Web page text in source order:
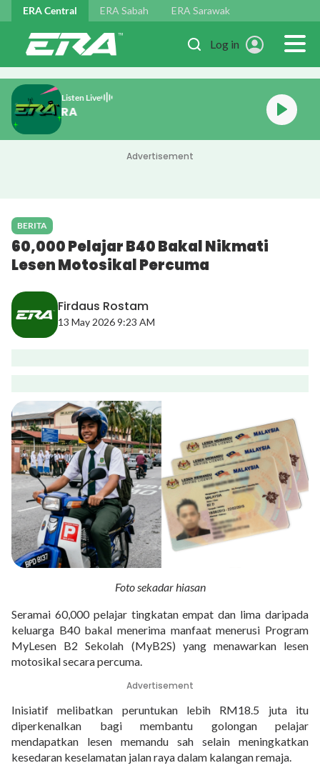
Skip to main content
ERA Central ERA Sabah ERA Sarawak
Log in
Listen Live
CHILL ERA
Advertisement
BERITA
60,000 Pelajar B40 Bakal Nikmati
Lesen Motosikal Percuma
Firdaus Rostam
13 May 2026 9:23 AM
Foto sekadar hiasan
Seramai 60,000 pelajar tingkatan empat dan lima daripada
keluarga B40 bakal menerima manfaat menerusi Program
MyLesen B2 Sekolah (MyB2S) yang menawarkan lesen
motosikal secara percuma.
Advertisement
Inisiatif melibatkan peruntukan lebih RM18.5 juta itu
diperkenalkan bagi membantu golongan pelajar
mendapatkan lesen memandu sah selain meningkatkan
kesedaran keselamatan jalan raya dalam kalangan remaja.